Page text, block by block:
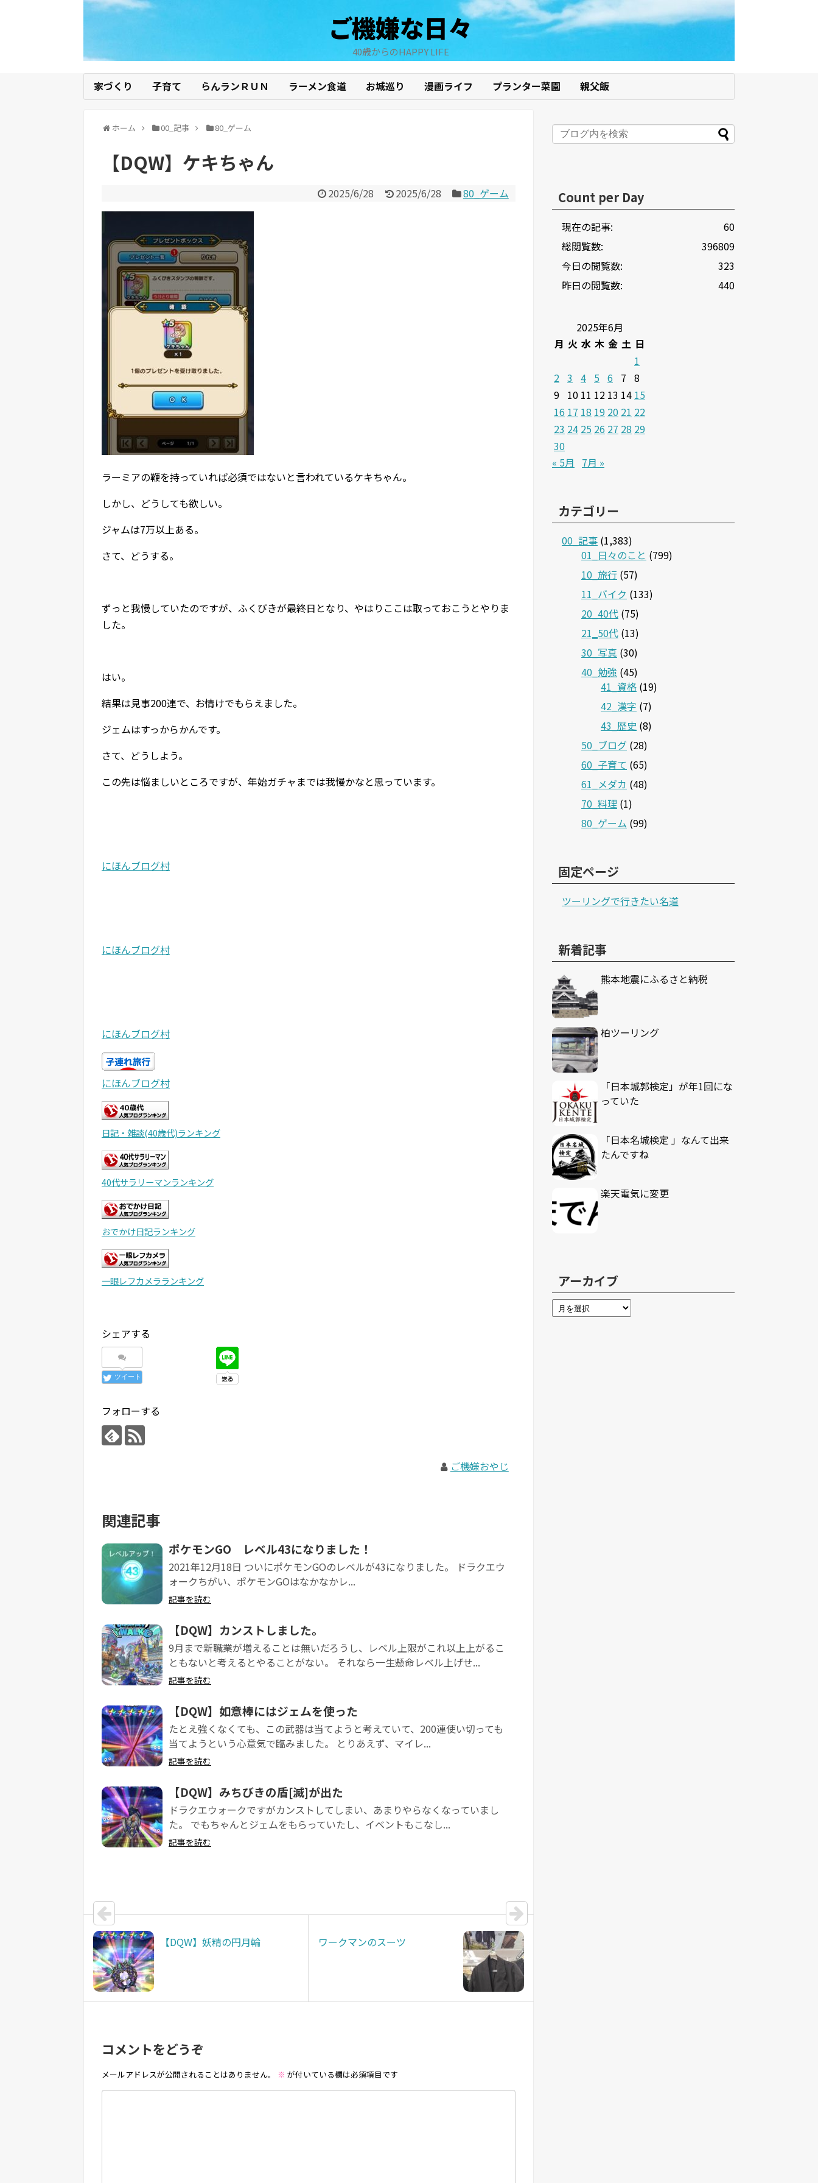
ご機嫌な日々
40歳からのHAPPY LIFE
家づくり 子育て らんランＲＵＮ ラーメン食道 お城巡り 漫画ライフ プランター菜園 親父飯
ホーム 00_記事 80_ゲーム
【DQW】ケキちゃん
2025/6/28 2025/6/28 80_ゲーム
ラーミアの鞭を持っていれば必須ではないと言われているケキちゃん。
しかし、どうしても欲しい。
ジャムは7万以上ある。
さて、どうする。
ずっと我慢していたのですが、ふくびきが最終日となり、やはりここは取っておこうとやりま
した。
はい。
結果は見事200連で、お情けでもらえました。
ジェムはすっからかんです。
さて、どうしよう。
この先は悩ましいところですが、年始ガチャまでは我慢かなと思っています。
にほんブログ村
にほんブログ村
にほんブログ村
にほんブログ村
日記・雑談(40歳代)ランキング
40代サラリーマンランキング
おでかけ日記ランキング
一眼レフカメラランキング
シェアする
ツイート
フォローする
ご機嫌おやじ
関連記事
ポケモンGO レベル43になりました！
2021年12月18日 ついにポケモンGOのレベルが43になりました。 ドラクエウ
ォークちがい、ポケモンGOはなかなかレ...
記事を読む
【DQW】カンストしました。
9月まで新職業が増えることは無いだろうし、レベル上限がこれ以上上がるこ
ともないと考えるとやることがない。 それなら一生懸命レベル上げせ...
記事を読む
【DQW】如意棒にはジェムを使った
たとえ強くなくても、この武器は当てようと考えていて、200連使い切っても
当てようという心意気で臨みました。 とりあえず、マイレ...
記事を読む
【DQW】みちびきの盾[滅]が出た
ドラクエウォークですがカンストしてしまい、あまりやらなくなっていまし
た。 でもちゃんとジェムをもらっていたし、イベントもこなし...
記事を読む
【DQW】妖精の円月輪 ワークマンのスーツ
コメントをどうぞ
メールアドレスが公開されることはありません。 ※ が付いている欄は必須項目です
Count per Day
60
現在の記事:
396809
総閲覧数:
323
今日の閲覧数:
440
昨日の閲覧数:
2025年6月
月 火 水 木 金 土 日
1
2 3 4 5 6 7 8
9 10 11 12 13 14 15
16 17 18 19 20 21 22
23 24 25 26 27 28 29
30
« 5月
7月 »
カテゴリー
00_記事 (1,383)
01_日々のこと (799)
10_旅行 (57)
11_バイク (133)
20_40代 (75)
21‗50代 (13)
30_写真 (30)
40_勉強 (45)
41_資格 (19)
42_漢字 (7)
43_歴史 (8)
50_ブログ (28)
60_子育て (65)
61_メダカ (48)
70_料理 (1)
80_ゲーム (99)
固定ページ
ツーリングで行きたい名道
新着記事
熊本地震にふるさと納税
柏ツーリング
「日本城郭検定」が年1回にな
っていた
「日本名城検定 」なんて出来
たんですね
楽天電気に変更
アーカイブ